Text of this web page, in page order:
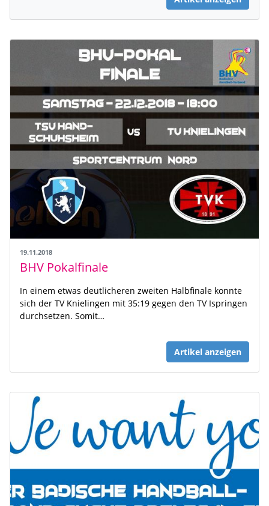
19.11.2018
BHV Pokalfinale
In einem etwas deutlicheren zweiten Halbfinale konnte
sich der TV Knielingen mit 35:19 gegen den TV Ispringen
durchsetzen. Somit…
Artikel anzeigen